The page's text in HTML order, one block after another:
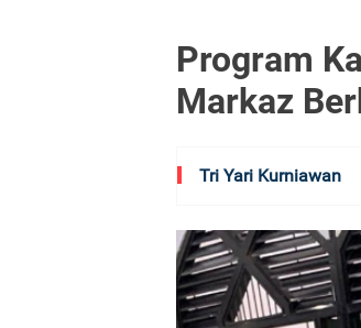
Program
Markaz
Tri Yari Kurniawan